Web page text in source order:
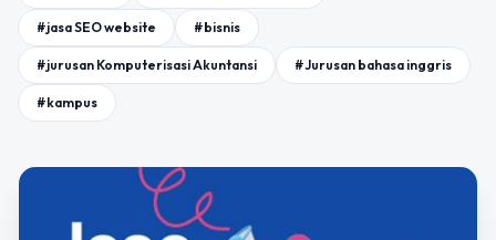
#jasa SEO website #bisnis
#jurusan Komputerisasi Akuntansi #Jurusan bahasa inggris
#kampus